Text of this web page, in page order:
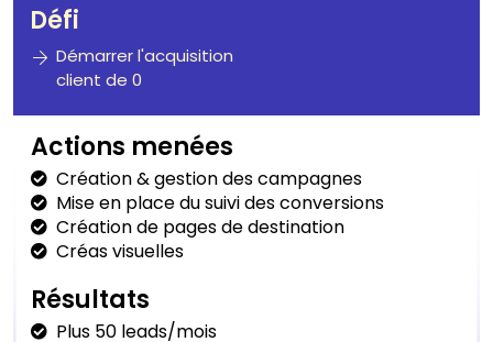
Défi
Démarrer l'acquisition
client de 0
Actions menées
Création & gestion des campagnes
Mise en place du suivi des conversions
Création de pages de destination
Créas visuelles
Résultats
Plus 50 leads/mois